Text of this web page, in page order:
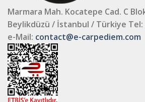
Marmara Mah. Kocatepe Cad. C
Beylikdüzü / İstanbul / Türkiye Tel:
e-Mail: contact@e-carpediem.com